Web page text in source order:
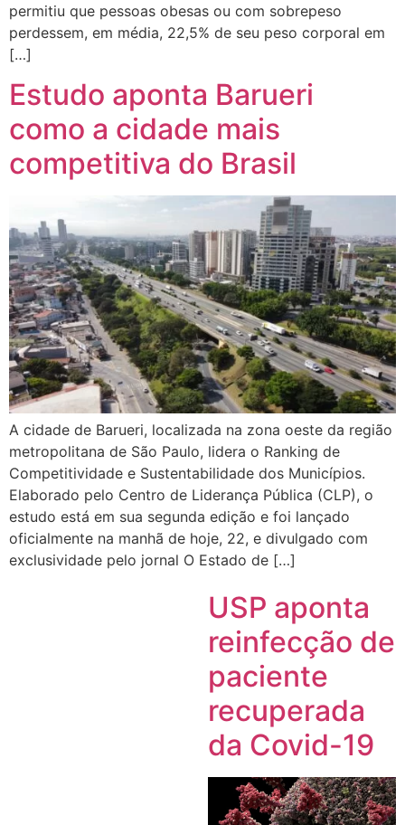
permitiu que pessoas obesas ou com sobrepeso
perdessem, em média, 22,5% de seu peso corporal em
[…]
Estudo aponta Barueri
como a cidade mais
competitiva do Brasil
A cidade de Barueri, localizada na zona oeste da região
metropolitana de São Paulo, lidera o Ranking de
Competitividade e Sustentabilidade dos Municípios.
Elaborado pelo Centro de Liderança Pública (CLP), o
estudo está em sua segunda edição e foi lançado
oficialmente na manhã de hoje, 22, e divulgado com
exclusividade pelo jornal O Estado de […]
USP aponta
reinfecção de
paciente
recuperada
da Covid-19